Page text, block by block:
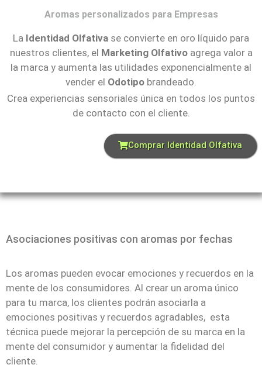
Aromas personalizados para Empresas
La Identidad Olfativa se convierte en oro líquido para
nuestros clientes, el Marketing Olfativoagrega valor a
la marca y aumenta las utilidades exponencialmente al
vender el Odotipo brandeado.
Crea experiencias sensoriales única en todos los puntos
de contacto con el cliente.
Comprar Identidad Olfativa
Asociaciones positivas con aromas por fechas
Los aromas pueden evocar emociones y recuerdos en la
mente de los consumidores. Al crear un aroma único
para tu marca, los clientes podrán asociarla a
emociones positivas y recuerdos agradables, esta
técnica puede mejorar la percepción de su marca en la
mente del consumidor y aumentar la fidelidad del
cliente.